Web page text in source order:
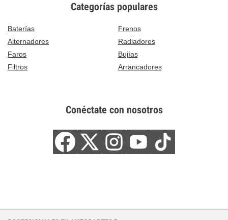
Categorías populares
Baterías
Frenos
Alternadores
Radiadores
Faros
Bujías
Filtros
Arrancadores
Conéctate con nosotros